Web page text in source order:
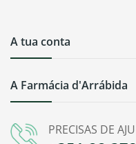
PRECISAS DE
A Farmácia d'Arrábida
A tua conta